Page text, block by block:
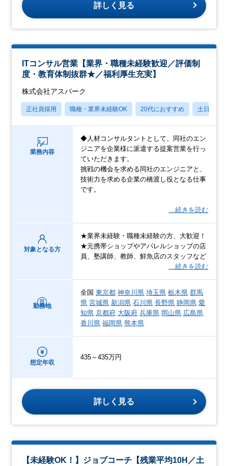
詳しく見る
ITコンサル営業【業界・職種未経験歓迎／評価制
度・教育体制抜群★／福利厚生充実】
株式会社アスパーク
正社員採用 職種・業界未経験OK 20代におすすめ 土日祝休み
業務内容
◆人材コンサルタントとして、同社のエン
ジニアを企業様に派遣する提案営業を行っ
ていただきます。
挑戦の機会を求める同社のエンジニアと、
技術力を求める企業の橋渡し役となる仕事
です。
…続きを読む
対象となる方
★業界未経験・職種未経験の方、大歓迎！
★元携帯ショップやアパレルショップの店
員、塾講師、教師、鮮魚店のスタッフなど
…続きを読む
勤務地
全国東京都 神奈川県 埼玉県 栃木県 群馬
県 宮城県 新潟県 石川県 長野県 静岡県 愛
知県 京都府 大阪府 兵庫県 岡山県 広島県
香川県 福岡県 熊本県
想定年収
435～435万円
詳しく見る
【未経験OK！】ジョブコーチ【残業平均10H／土